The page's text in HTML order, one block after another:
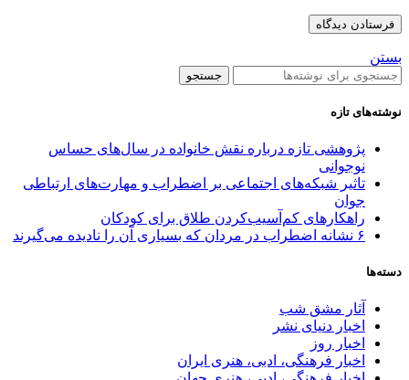
بستن
جستجو
نوشته‌های تازه
پژوهشی تازه درباره نقش خانواده در سال‌های حساس
نوجوانی
تاثیر شبکه‌های اجتماعی بر اضطراب و مهارت‌های ارتباطی
جوان
راهکارهای کم‌آسیب‌کردن طلاق برای کودکان
۶ نشانه اضطراب در مردان که بسیاری آن را نادیده می‌گیرند
دسته‌ها
آثار مشق شب
اخبار دنیای نشر
اخبار روز
اخبار فرهنگی، ادبی، هنری ایران